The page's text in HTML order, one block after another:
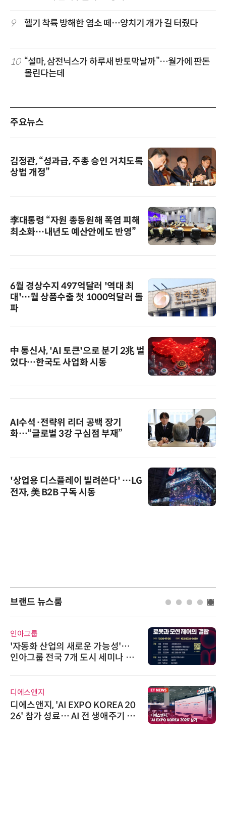
9 헬기 착륙 방해한 염소 떼…양치기 개가 길 터줬다
10 “설마, 삼전닉스가 하루새 반토막날까”…월가에 판돈
몰린다는데
주요뉴스
김정관, “성과급, 주총 승인 거치도록
상법 개정”
李대통령 “자원 총동원해 폭염 피해
최소화…내년도 예산안에도 반영”
6월 경상수지 497억달러 '역대 최
대'…월 상품수출 첫 1000억달러 돌
파
中 통신사, 'AI 토큰'으로 분기 2兆 벌
었다…한국도 사업화 시동
AI수석·전략위 리더 공백 장기
화…“글로벌 3강 구심점 부재”
'상업용 디스플레이 빌려쓴다' …LG
전자, 美 B2B 구독 시동
브랜드 뉴스룸
인아그룹
'자동화 산업의 새로운 가능성'…
인아그룹 전국 7개 도시 세미나 페
디에스앤지
디에스앤지, 'AI EXPO KOREA 20
26' 참가 성료… AI 전 생애주기 아